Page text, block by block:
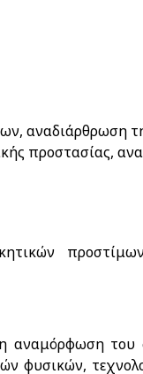
αναδιάρθρωση
προστασίας,
αναμόρφωση του
φυσικών,